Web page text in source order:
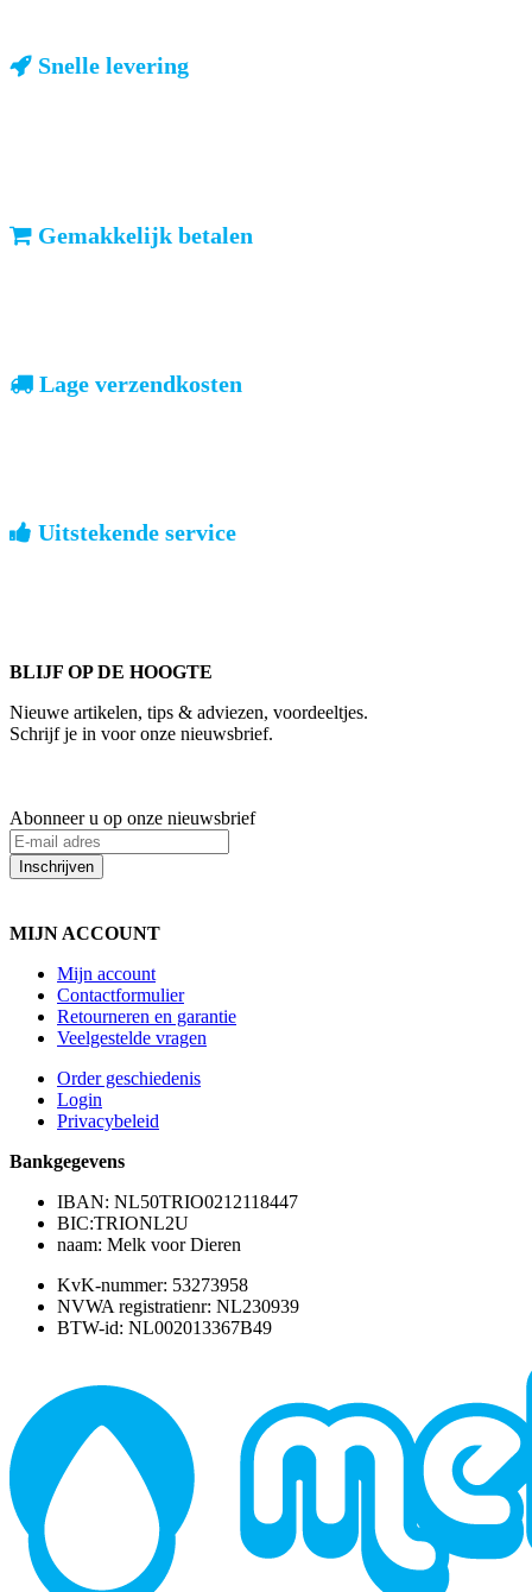
Snelle levering
Gemakkelijk betalen
Lage verzendkosten
Uitstekende service
BLIJF OP DE HOOGTE
Nieuwe artikelen, tips & adviezen, voordeeltjes.
Schrijf je in voor onze nieuwsbrief.
Abonneer u op onze nieuwsbrief
Inschrijven
MIJN ACCOUNT
Mijn account
Contactformulier
Retourneren en garantie
Veelgestelde vragen
Order geschiedenis
Login
Privacybeleid
Bankgegevens
IBAN: NL50TRIO0212118447
BIC:TRIONL2U
naam: Melk voor Dieren
KvK-nummer: 53273958
NVWA registratienr: NL230939
BTW-id: NL002013367B49